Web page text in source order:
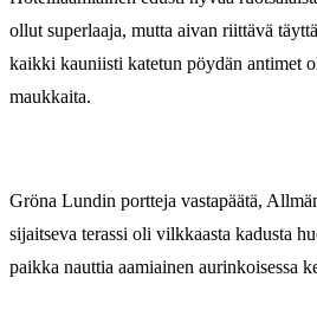
ollut superlaaja, mutta aivan riittävä
kaikki kauniisti katetun pöydän antimet
maukkaita.
Gröna Lundin portteja vastapäätä,
sijaitseva terassi oli vilkkaasta kadusta
paikka nauttia aamiainen aurinkoisessa